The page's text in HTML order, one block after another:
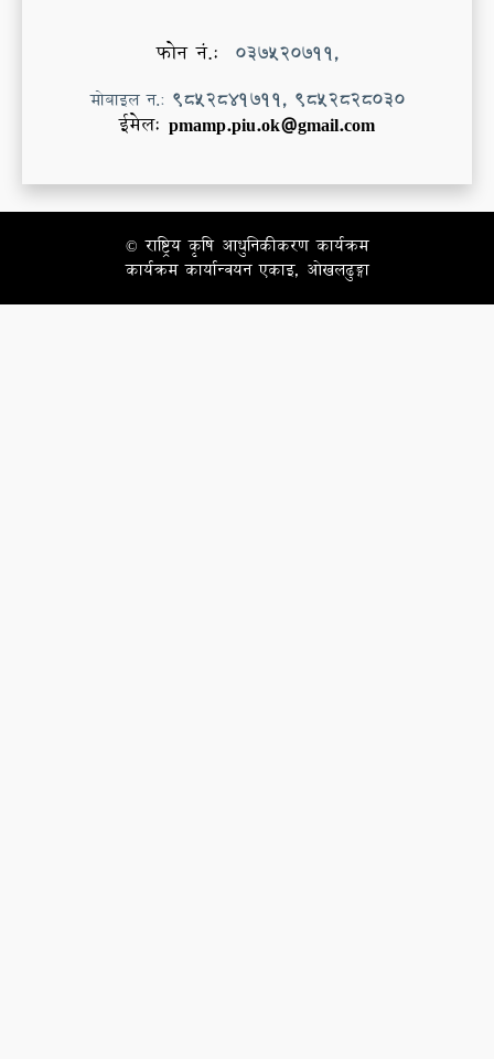
फोन नं.:
037520711,
मोबाइल न.: 9852841711, 9852828030
ईमेल: pmamp.piu.ok@gmail.com
© राष्ट्रिय कृषि आधुनिकीकरण कार्यक्रम
कार्यक्रम कार्यान्वयन एकाइ, ओखलढुङ्गा